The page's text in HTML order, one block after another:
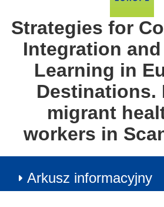
Strategies for
Integration
Learning in
Destinations.
migrant
workers in
Arkusz informacyjny